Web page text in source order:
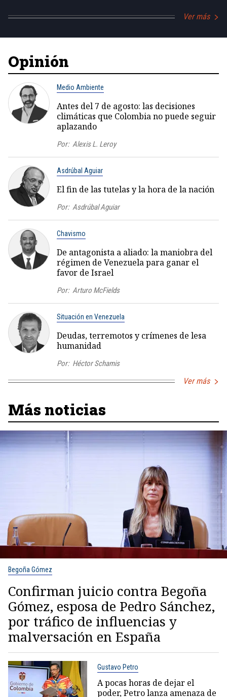
Ver más
Opinión
Medio Ambiente
Antes del 7 de agosto: las decisiones
climáticas que Colombia no puede seguir
aplazando
Por: Alexis L. Leroy
Asdrúbal Aguiar
El fin de las tutelas y la hora de la nación
Por: Asdrúbal Aguiar
Chavismo
De antagonista a aliado: la maniobra del
régimen de Venezuela para ganar el
favor de Israel
Por: Arturo McFields
Situación en Venezuela
Deudas, terremotos y crímenes de lesa
humanidad
Por: Héctor Schamis
Ver más
Más noticias
Begoña Gómez
Confirman juicio contra Begoña
Gómez, esposa de Pedro Sánchez,
por tráfico de influencias y
malversación en España
Gustavo Petro
A pocas horas de dejar el
poder, Petro lanza amenaza de